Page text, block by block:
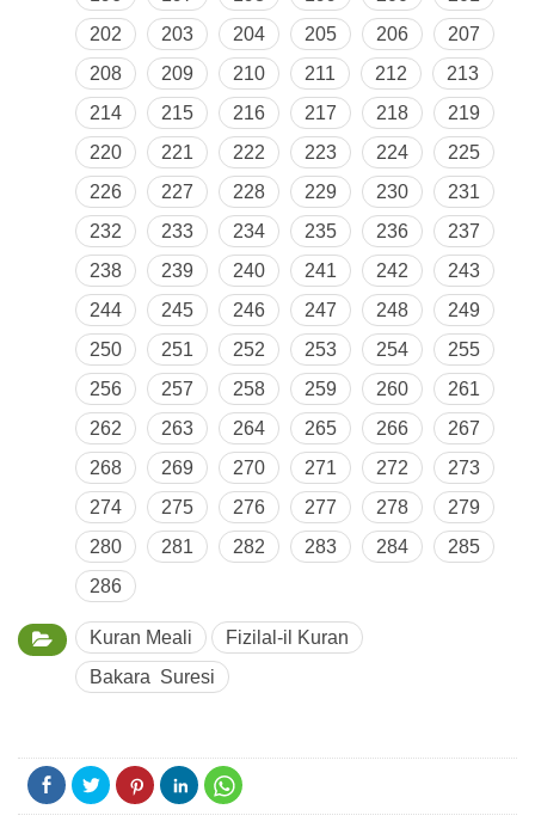
202
203 204 205 206
207
208
209 210 211 212
213
214
215 216 217 218
219
220
221 222 223 224
225
226
227 228 229 230
231
232
233 234 235 236
237
238
239 240 241 242
243
244
245 246 247 248
249
250
251 252 253 254
255
256
257 258 259 260
261
262
263 264 265 266
267
268
269 270 271 272
273
274
275 276 277 278
279
280
281 282 283 284
285
286
Kuran Meali
Fizilal-il Kuran
Bakara Suresi